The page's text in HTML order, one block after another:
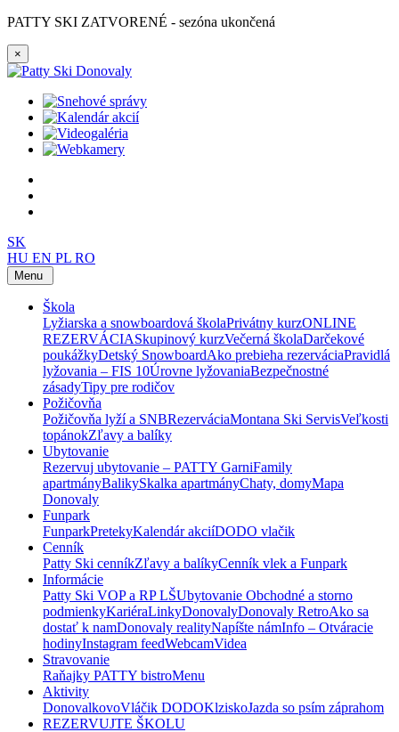
PATTY SKI ZATVORENÉ - sezóna ukončená
×
SK
HU EN PL RO
Menu
Škola
Lyžiarska a snowboardová školaPrivátny kurzONLINE
REZERVÁCIASkupinový kurzVečerná školaDarčekové
poukážkyDetský SnowboardAko prebieha rezerváciaPravidlá
lyžovania – FIS 10Úrovne lyžovaniaBezpečnostné
zásadyTipy pre rodičov
Požičovňa
Požičovňa lyží a SNBRezerváciaMontana Ski ServisVeľkosti
topánokZľavy a balíky
Ubytovanie
Rezervuj ubytovanie – PATTY GarniFamily
apartmányBalikySkalka apartmányChaty, domyMapa
Donovaly
Funpark
FunparkPretekyKalendár akciíDODO vlačik
Cenník
Patty Ski cenníkZľavy a balíkyCenník vlek a Funpark
Informácie
Patty Ski VOP a RP LŠUbytovanie Obchodné a storno
podmienkyKariéraLinkyDonovalyDonovaly RetroAko sa
dostať k namDonovaly realityNapíšte námInfo – Otváracie
hodinyInstagram feedWebcamVidea
Stravovanie
Raňajky PATTY bistroMenu
Aktivity
DonovalkovoVláčik DODOKlziskoJazda so psím záprahom
REZERVUJTE ŠKOLU